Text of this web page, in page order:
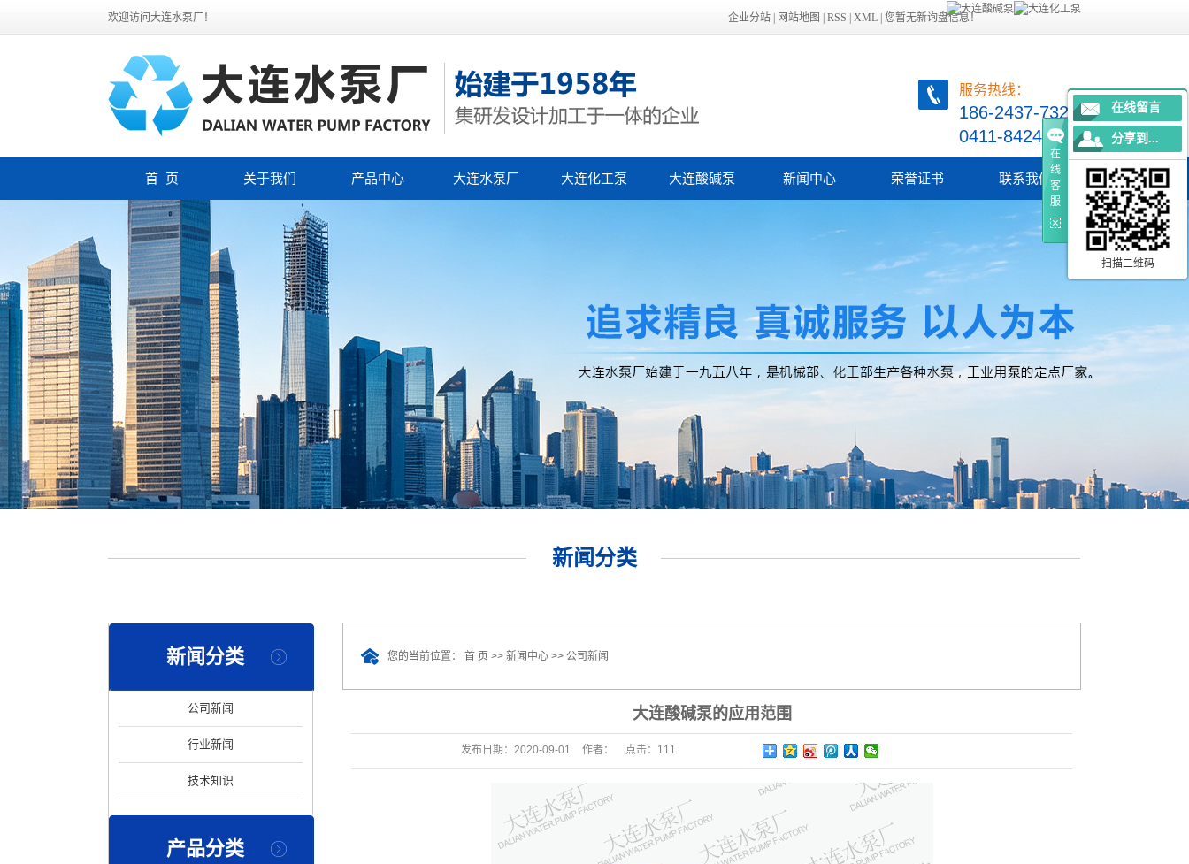
欢迎访问大连水泵厂！ 企业分站 网站地图 RSS XML 您暂无新询盘信息！
服务热线：
186-2437-7321
0411-84249729
首 页 关于我们
联系我们
产品中心 大连水泵厂 大连化工泵 大连酸碱泵 新闻中心 荣誉证书 联系我们
新闻分类
新闻分类
公司新闻
行业新闻
技术知识
产品分类
您的当前位置： 首 页 >> 新闻中心 >> 公司新闻
大连酸碱泵的应用范围
发布日期： 2020-09-01 作者： 点击： 111
在
线
客
服
在线留言
分享到...
扫描二维码